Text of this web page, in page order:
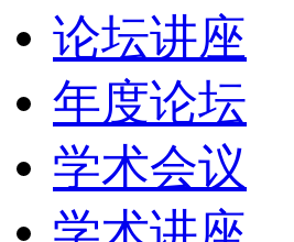
论坛讲座
年度论坛
学术会议